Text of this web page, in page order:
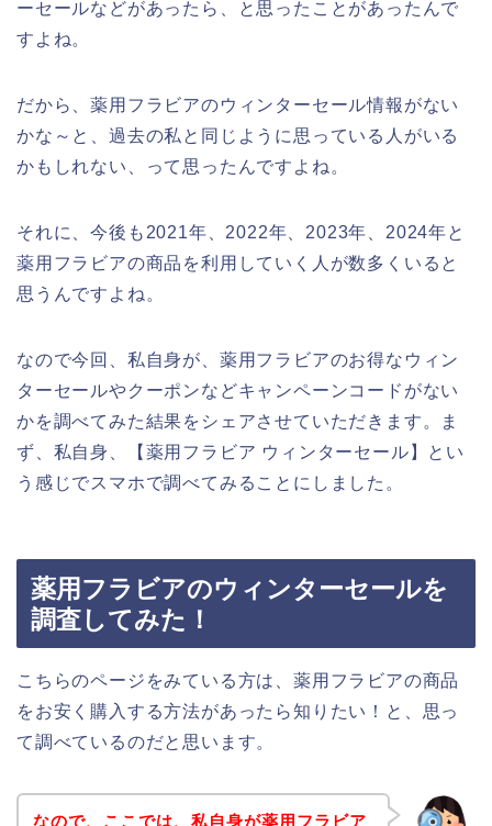
ーセールなどがあったら、と思ったことがあったんで
すよね。
だから、薬用フラビアのウィンターセール情報がない
かな～と、過去の私と同じように思っている人がいる
かもしれない、って思ったんですよね。
それに、今後も2021年、2022年、2023年、2024年と
薬用フラビアの商品を利用していく人が数多くいると
思うんですよね。
なので今回、私自身が、薬用フラビアのお得なウィン
ターセールやクーポンなどキャンペーンコードがない
かを調べてみた結果をシェアさせていただきます。ま
ず、私自身、【薬用フラビア ウィンターセール】とい
う感じでスマホで調べてみることにしました。
薬用フラビアのウィンターセールを
調査してみた！
こちらのページをみている方は、薬用フラビアの商品
をお安く購入する方法があったら知りたい！と、思っ
て調べているのだと思います。
なので、ここでは、私自身が薬用フラビア